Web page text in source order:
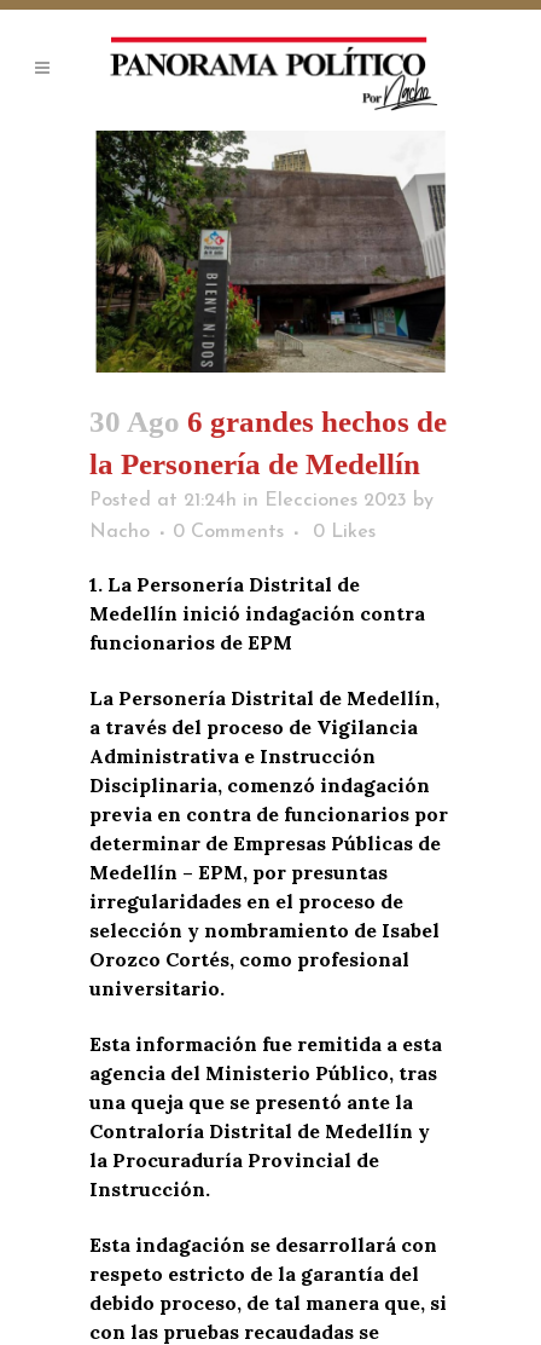
30 Ago 6 grandes hechos de
la Personería de Medellín
Posted at 21:24h in Elecciones 2023 by
Nacho
0 Comments 0 Likes
1. La Personería Distrital de
Medellín inició indagación contra
funcionarios de EPM
La Personería Distrital de Medellín,
a través del proceso de Vigilancia
Administrativa e Instrucción
Disciplinaria, comenzó indagación
previa en contra de funcionarios por
determinar de Empresas Públicas de
Medellín – EPM, por presuntas
irregularidades en el proceso de
selección y nombramiento de Isabel
Orozco Cortés, como profesional
universitario.
Esta información fue remitida a esta
agencia del Ministerio Público, tras
una queja que se presentó ante la
Contraloría Distrital de Medellín y
la Procuraduría Provincial de
Instrucción.
Esta indagación se desarrollará con
respeto estricto de la garantía del
debido proceso, de tal manera que, si
con las pruebas recaudadas se